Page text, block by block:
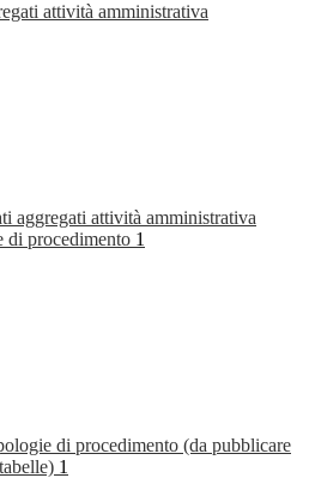
attività amministrativa
aggregati attività amministrativa
di procedimento 1
di procedimento (da pubblicare
1